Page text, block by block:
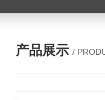
产品展示 /